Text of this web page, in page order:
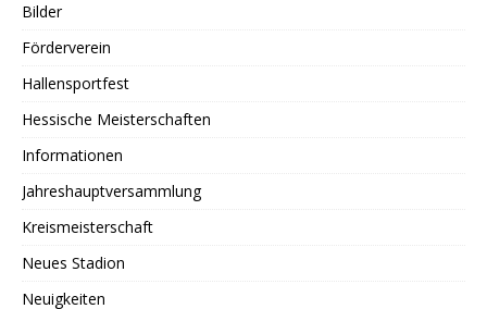
Bilder
Förderverein
Hallensportfest
Hessische Meisterschaften
Informationen
Jahreshauptversammlung
Kreismeisterschaft
Neues Stadion
Neuigkeiten